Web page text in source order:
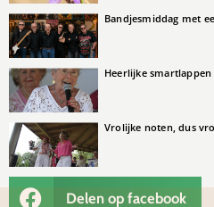
Bandjesmiddag met
Heerlijke
Vrolijke noten, dus
Delen op facebook